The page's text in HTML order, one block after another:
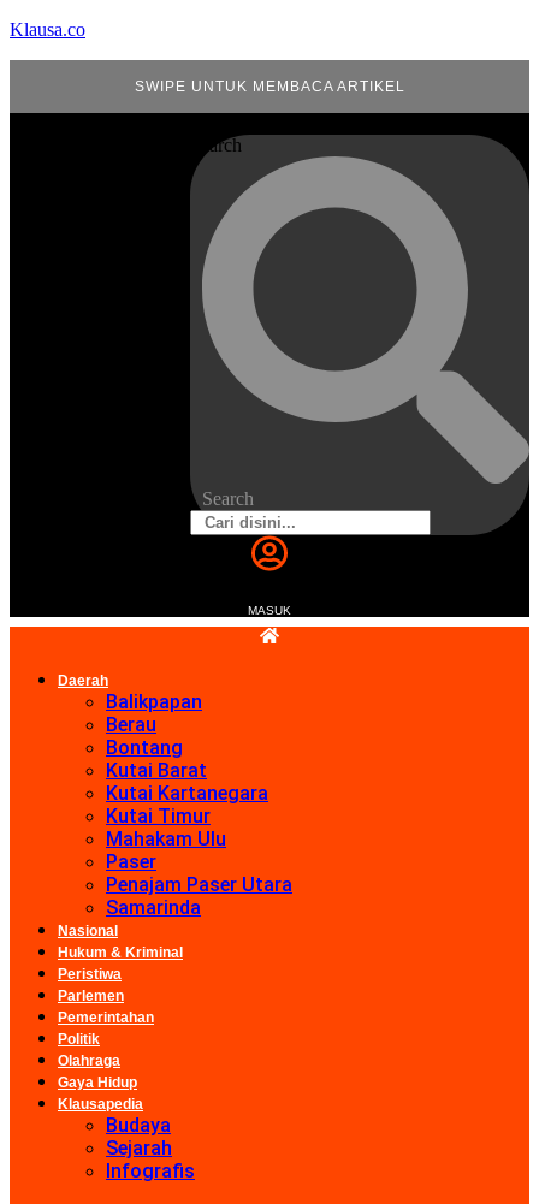
Klausa.co
SWIPE UNTUK MEMBACA ARTIKEL
Search
Search
MASUK
Daerah
Balikpapan
Berau
Bontang
Kutai Barat
Kutai Kartanegara
Kutai Timur
Mahakam Ulu
Paser
Penajam Paser Utara
Samarinda
Nasional
Hukum & Kriminal
Peristiwa
Parlemen
Pemerintahan
Politik
Olahraga
Gaya Hidup
Klausapedia
Budaya
Sejarah
Infografis